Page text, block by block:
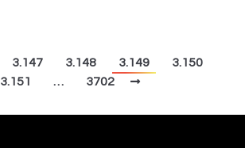
3.147 3.148 3.149
3.150
3.151
… 3702